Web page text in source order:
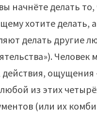
начнёте делать
хотите делать,
делать другие
Человек
действия, ощущения
любой из этих
(или их